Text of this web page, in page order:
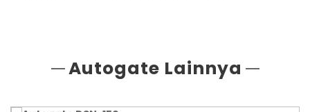
Autogate Lainnya